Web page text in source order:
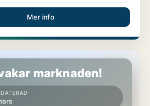
Mer info
marknaden!